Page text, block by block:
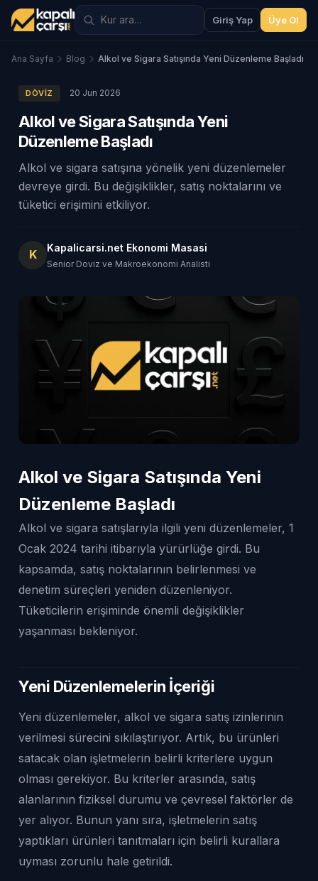
Giriş Yap Üye Ol
Ana Sayfa Blog Alkol ve Sigara Satışında Yeni Düzenleme Başladı
DÖVIZ 20 Jun 2026
Alkol ve Sigara Satışında Yeni
Düzenleme Başladı
Alkol ve sigara satışına yönelik yeni düzenlemeler
devreye girdi. Bu değişiklikler, satış noktalarını ve
tüketici erişimini etkiliyor.
K Kapalicarsi.net Ekonomi Masasi
Senior Doviz ve Makroekonomi Analisti
Alkol ve Sigara Satışında Yeni
Düzenleme Başladı
Alkol ve sigara satışlarıyla ilgili yeni düzenlemeler, 1
Ocak 2024 tarihi itibarıyla yürürlüğe girdi. Bu
kapsamda, satış noktalarının belirlenmesi ve
denetim süreçleri yeniden düzenleniyor.
Tüketicilerin erişiminde önemli değişiklikler
yaşanması bekleniyor.
Yeni Düzenlemelerin İçeriği
Yeni düzenlemeler, alkol ve sigara satış izinlerinin
verilmesi sürecini sıkılaştırıyor. Artık, bu ürünleri
satacak olan işletmelerin belirli kriterlere uygun
olması gerekiyor. Bu kriterler arasında, satış
alanlarının fiziksel durumu ve çevresel faktörler de
yer alıyor. Bunun yanı sıra, işletmelerin satış
yaptıkları ürünleri tanıtmaları için belirli kurallara
uyması zorunlu hale getirildi.